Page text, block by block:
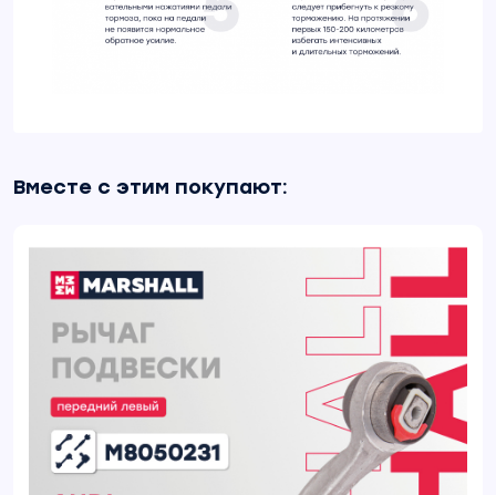
Вместе с этим покупают: